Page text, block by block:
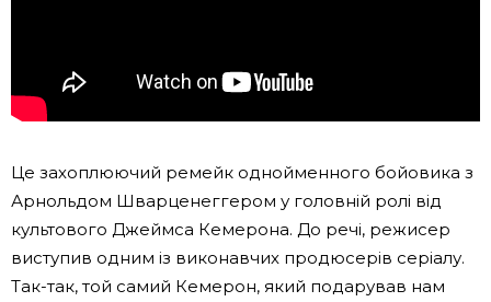
Це захоплюючий ремейк однойменного бойовика з
Арнольдом Шварценеггером у головній ролі від
культового Джеймса Кемерона. До речі, режисер
виступив одним із виконавчих продюсерів серіалу.
Так-так, той самий Кемерон, який подарував нам